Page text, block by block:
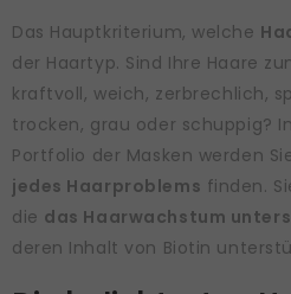
Das Hauptkriterium, welche
der Haartyp. Sind Ihre Haare
kraftvoll, weich, zerbrechlich,
trocken, grau oder schuppig?
Portfolio der Masken werden
jedes Haarproblems finden.
die das Haarwachstum
deren Inhalt von Biotin